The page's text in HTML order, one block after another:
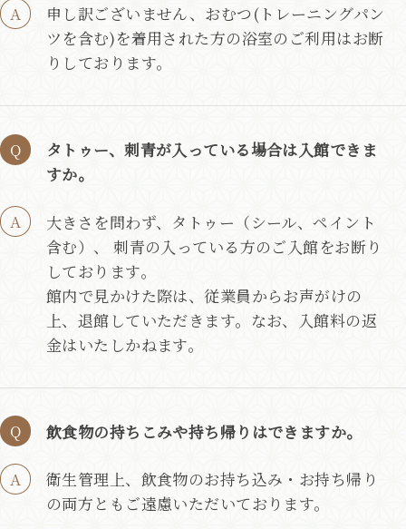
申し訳ございません、おむつ(トレーニングパン
ツを含む)を着用された方の浴室のご利用はお断
りしております。
タトゥー、刺青が入っている場合は入館できま
すか。
大きさを問わず、タトゥー（シール、ペイント
含む）、 刺青の入っている方のご入館をお断り
しております。
館内で見かけた際は、従業員からお声がけの
上、退館していただきます。なお、入館料の返
金はいたしかねます。
飲食物の持ちこみや持ち帰りはできますか。
衛生管理上、飲食物のお持ち込み・お持ち帰り
の両方ともご遠慮いただいております。